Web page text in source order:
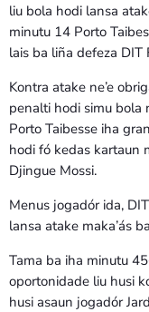
liu bola hodi lansa
minutu 14 Porto
lais ba liña defeza DIT
Kontra atake ne’e
penalti hodi simu bola
Porto Taibesse iha
hodi fó kedas kartaun
Djingue Mossi.
Menus jogadór ida,
lansa atake maka’ás
Tama ba iha minutu
oportonidade liu husi
husi asaun jogadór